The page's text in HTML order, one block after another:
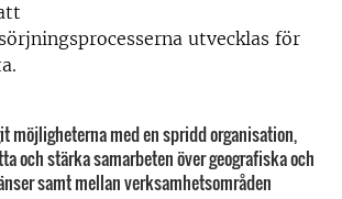
utvecklas för
möjligheterna med en spridd organisation,
och stärka samarbeten över geografiska och
samt mellan verksamhetsområden